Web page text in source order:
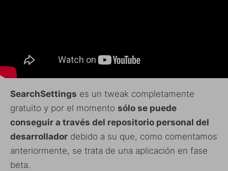
SearchSettings es un tweak completamente
gratuito y por el momento sólo se puede
conseguir a través del repositorio personal del
desarrollador debido a su que, como comentamos
anteriormente, se trata de una aplicación en fase
beta.